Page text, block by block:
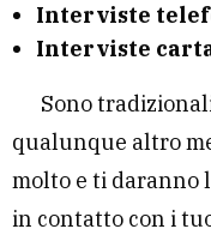
Interviste
Interviste
Sono
qualunque altro
molto e ti daranno
in contatto con i